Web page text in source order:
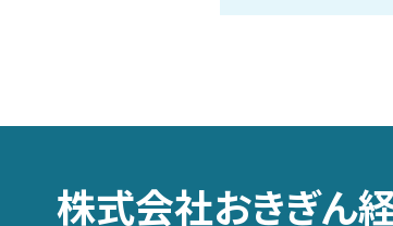
株式会社おきぎん